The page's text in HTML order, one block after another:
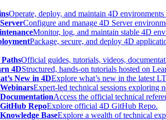
Operate, deploy, and maintain 4D
Configure and manage 4D Server
Monitor, log, and maintain stable 4D
Package, secure, and deploy 4D
Official guides, tutorials, videos,
4DStructured, hands-on tutorials hosted on
New in 4DExplore what’s new in the latest
Expert-led technical sessions exploring
Access the official technical
RepoExplore official 4D GitHub Repo.
BaseExplore a wealth of technical